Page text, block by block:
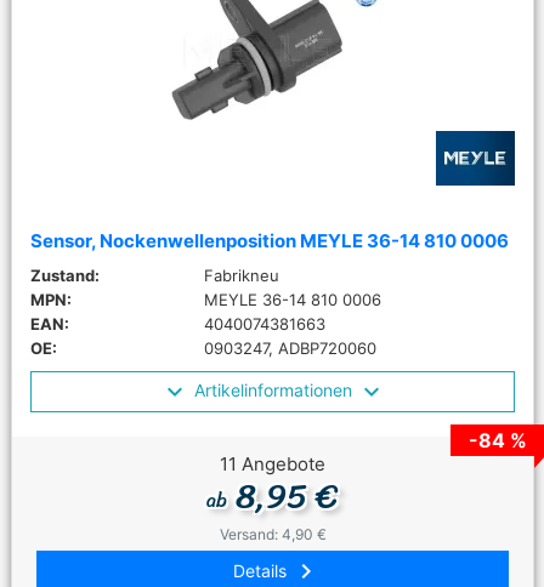
Sensor, Nockenwellenposition MEYLE 36-14 810 0006
Zustand:
Fabrikneu
MPN:
MEYLE 36-14 810 0006
EAN:
4040074381663
OE:
0903247, ADBP720060
Artikelinformationen
-84 %
11 Angebote
ab8,95 €
Versand: 4,90 €
Details keyboard_arrow_right